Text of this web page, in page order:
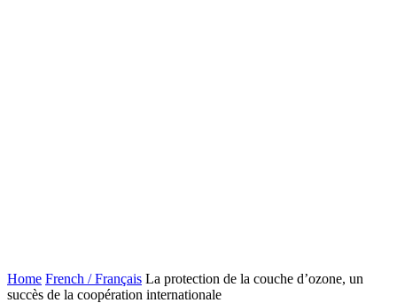
Home French / Français La protection de la couche d’ozone, un
succès de la coopération internationale